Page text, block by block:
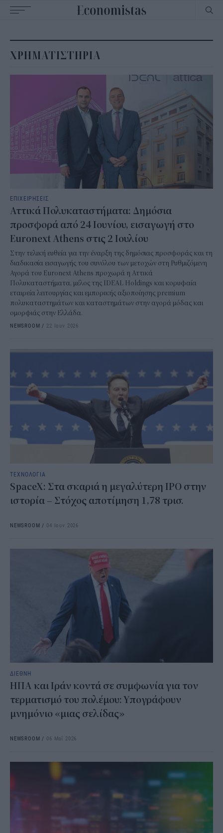
navigation
ΧΡΗΜΑΤΙΣΤΗΡΙΑ
ΕΠΙΧΕΙΡΗΣΕΙΣ
Αττικά Πολυκαταστήματα: Δημόσια
προσφορά από 24 Ιουνίου, εισαγωγή στο
Euronext Athens στις 2 Ιουλίου
Στην τελική ευθεία για την έναρξη της δημόσιας προσφοράς και τη
διαδικασία εισαγωγής του συνόλου των μετοχών στη Ρυθμιζόμενη
Αγορά του Euronext Athens προχωρά η Αττικά
Πολυκαταστήματα, μέλος της IDEAL Holdings και κορυφαία
εταιρεία λειτουργίας και εμπορικής αξιοποίησης premium
πολυκαταστημάτων και καταστημάτων στην αγορά μόδας και
ομορφιάς στην Ελλάδα.
NEWSROOM / 22 Ιουν 2026
ΤΕΧΝΟΛΟΓΙΑ
SpaceX: Στα σκαριά η μεγαλύτερη IPO στην
ιστορία – Στόχος αποτίμηση 1,78 τρισ.
NEWSROOM / 04 Ιουν 2026
ΔΙΕΘΝΗ
ΗΠΑ και Ιράν κοντά σε συμφωνία για τον
τερματισμό του πολέμου: Υπογράφουν
μνημόνιο «μιας σελίδας»
NEWSROOM / 06 Μαΐ 2026